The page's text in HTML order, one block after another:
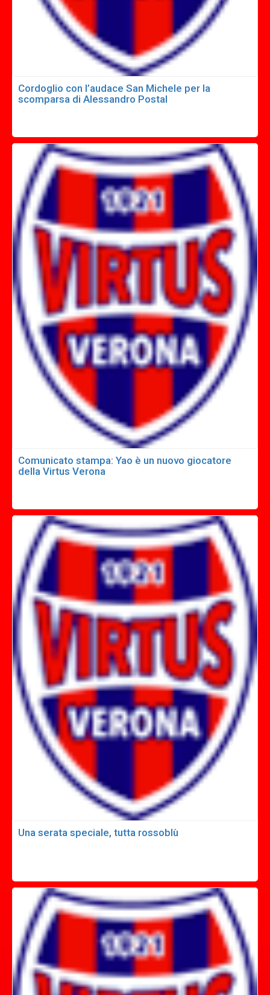
Cordoglio con l’audace San Michele per la
scomparsa di Alessandro Postal
Comunicato stampa: Yao è un nuovo giocatore
della Virtus Verona
Una serata speciale, tutta rossoblù